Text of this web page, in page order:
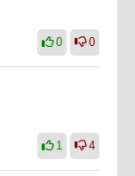
0 0
1 4